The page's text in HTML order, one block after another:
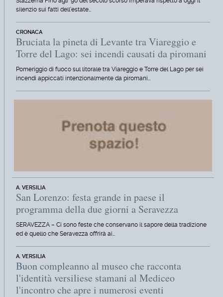
silenzio sui fatti dell'estate…
CRONACA
Bruciata la pineta di Levante tra Viareggio e
Torre del Lago: sei incendi causati da piromani
Pomeriggio di fuoco sul litorale tra Viareggio e Torre del Lago per sei
incendi appiccati intenzionalmente da piromani…
A. VERSILIA
San Lorenzo: festa grande in paese il
programma della due giorni a Seravezza
SERAVEZZA – Ci sono feste che conservano il sapore della tradizione
ed è quello che Seravezza offrirà ai…
A. VERSILIA
Buon compleanno al museo che racconta
l'identità versiliese stamani al Mediceo
l'incontro che apre i numerosi eventi